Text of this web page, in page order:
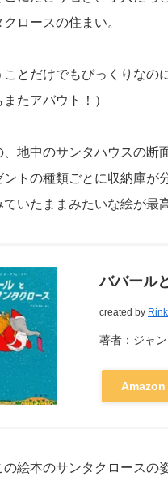
ロースの住まい。
ことだけでもびっくりな
たアバウト！）
、地中のサンタハウスの断
ントの種類ごとに収納庫が
いたままみたいな絵が最
ババール
created by
著者：ジャ
Amazon
の絵本のサンタクロースの